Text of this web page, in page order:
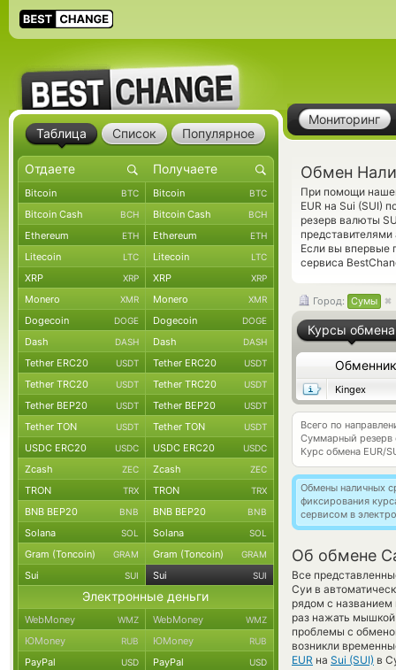
Мониторинг
Обмен
При помощи
EUR на Sui (SUI)
резерв валюты
Если вы впервые
сервиса
Город: Сумы
Курсы обмена
Обменник
Kingex
Всего по
Суммарный резерв
Курс обмена EUR/
Обмены наличных
фиксирования
сервисом в
Об обмене
Все
Суи в
рядом с
раз нажать мышкой
проблемы с
возникли
EUR на Sui (SUI) в
Таблица Список Популярное
Bitcoin BTC Bitcoin BTC
Bitcoin Cash BCH Bitcoin Cash BCH
Ethereum ETH Ethereum ETH
Litecoin LTC Litecoin LTC
XRP XRP XRP XRP
Monero XMR Monero XMR
Dogecoin DOGE Dogecoin DOGE
Dash DASH Dash DASH
Tether ERC20 USDT Tether ERC20 USDT
Tether TRC20 USDT Tether TRC20 USDT
Tether BEP20 USDT Tether BEP20 USDT
Tether TON USDT Tether TON USDT
USDC ERC20 USDC USDC ERC20 USDC
Zcash ZEC Zcash ZEC
TRON TRX TRON TRX
BNB BEP20 BNB BNB BEP20 BNB
Solana SOL Solana SOL
Gram (Toncoin) GRAM Gram (Toncoin) GRAM
Sui SUI Sui SUI
Электронные деньги
WebMoney WMZ WebMoney WMZ
ЮMoney RUB ЮMoney RUB
PayPal USD PayPal USD